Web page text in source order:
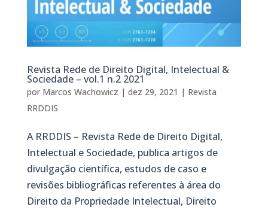
Revista Rede de Direito Digital, Intelectual &
Sociedade – vol.1 n.2 2021
por Marcos Wachowicz | dez 29, 2021 | Revista
RRDDIS
A RRDDIS – Revista Rede de Direito Digital,
Intelectual e Sociedade, publica artigos de
divulgação científica, estudos de caso e
revisões bibliográficas referentes à área do
Direito da Propriedade Intelectual, Direito